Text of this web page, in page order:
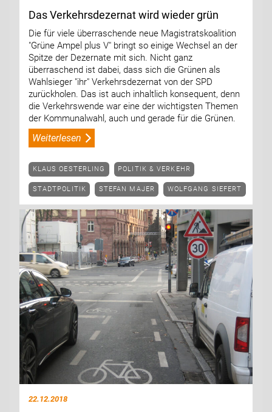
Das Verkehrsdezernat wird wieder grün
Die für viele überraschende neue Magistratskoalition
"Grüne Ampel plus V" bringt so einige Wechsel an der
Spitze der Dezernate mit sich. Nicht ganz
überraschend ist dabei, dass sich die Grünen als
Wahlsieger "ihr" Verkehrsdezernat von der SPD
zurückholen. Das ist auch inhaltlich konsequent, denn
die Verkehrswende war eine der wichtigsten Themen
der Kommunalwahl, auch und gerade für die Grünen.
Weiterlesen
KLAUS OESTERLING POLITIK & VERKEHR
STADTPOLITIK STEFAN MAJER WOLFGANG SIEFERT
22.12.2018